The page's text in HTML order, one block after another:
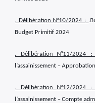
. Délibération N°10/2024 :
Budget Primitif 2024
. Délibération N°11/2024 :
l’assainissement –
. Délibération N°12/2024 :
l’assainissement – Compte